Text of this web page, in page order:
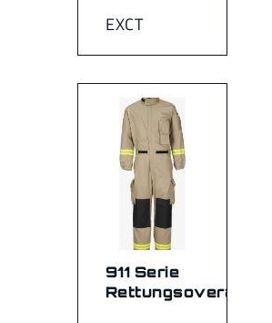
EXCT
911 Serie
Rettungsoverall